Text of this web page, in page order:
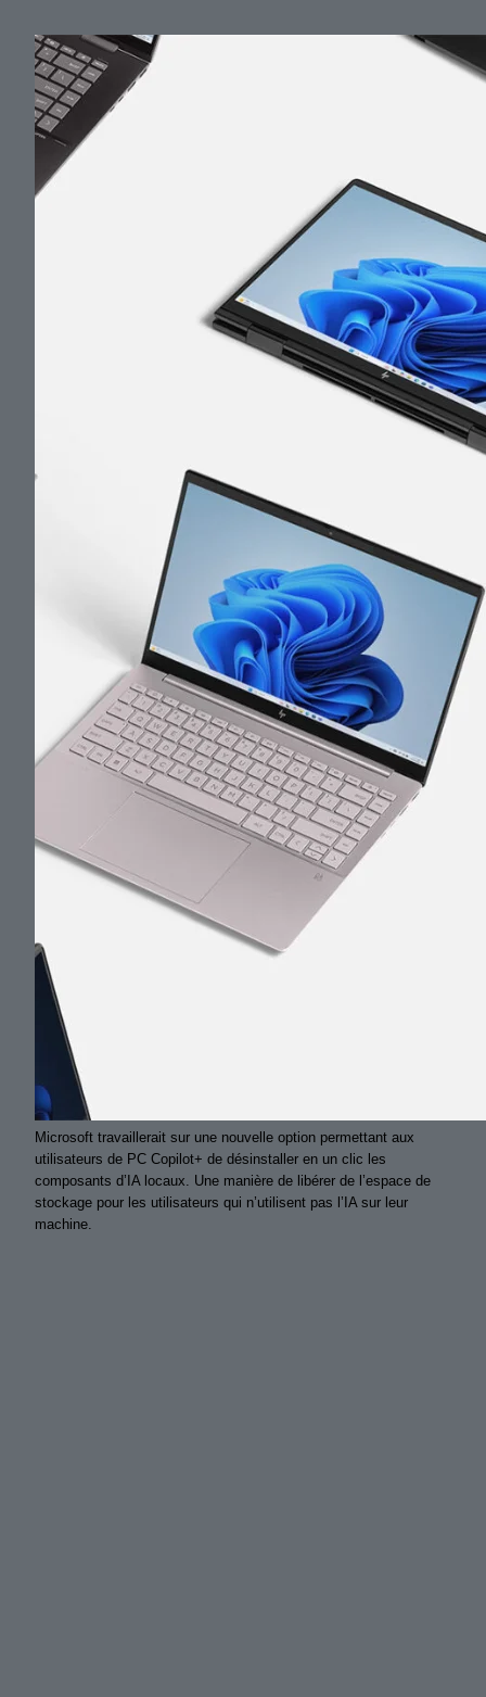
Microsoft travaillerait sur une nouvelle option permettant aux
utilisateurs de PC Copilot+ de désinstaller en un clic les
composants d’IA locaux. Une manière de libérer de l’espace de
stockage pour les utilisateurs qui n’utilisent pas l’IA sur leur
machine.